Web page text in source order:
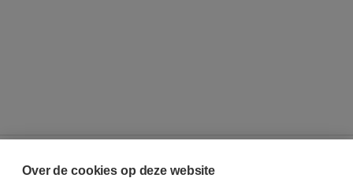
Over de cookies op deze website